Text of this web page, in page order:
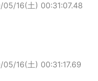
05/16(土) 00:31:07.48
16(土) 00:31:17.69